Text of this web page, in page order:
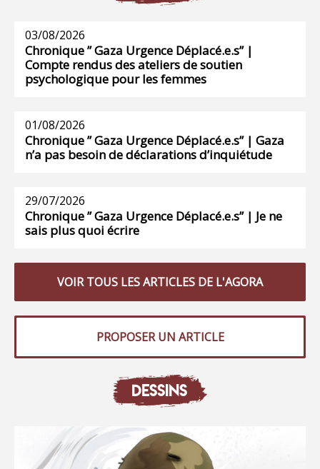
03/08/2026
Chronique ” Gaza Urgence Déplacé.e.s” |
Compte rendus des ateliers de soutien
psychologique pour les femmes
01/08/2026
Chronique ” Gaza Urgence Déplacé.e.s” | Gaza
n’a pas besoin de déclarations d’inquiétude
29/07/2026
Chronique ” Gaza Urgence Déplacé.e.s” | Je ne
sais plus quoi écrire
VOIR TOUS LES ARTICLES DE L'AGORA
PROPOSER UN ARTICLE
DESSINS